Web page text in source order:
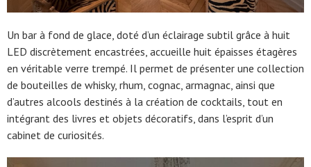
Un bar à fond de glace, doté d’un éclairage subtil grâce à huit
LED discrètement encastrées, accueille huit épaisses étagères
en véritable verre trempé. Il permet de présenter une collection
de bouteilles de whisky, rhum, cognac, armagnac, ainsi que
d’autres alcools destinés à la création de cocktails, tout en
intégrant des livres et objets décoratifs, dans l’esprit d’un
cabinet de curiosités.